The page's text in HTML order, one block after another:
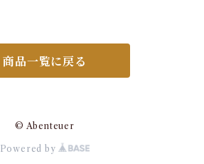
商品一覧に戻る
© Abenteuer
Powered by